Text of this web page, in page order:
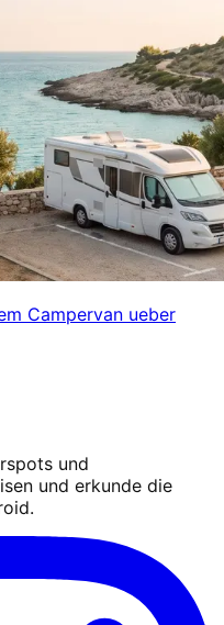
Campervan ueber
und
und erkunde die